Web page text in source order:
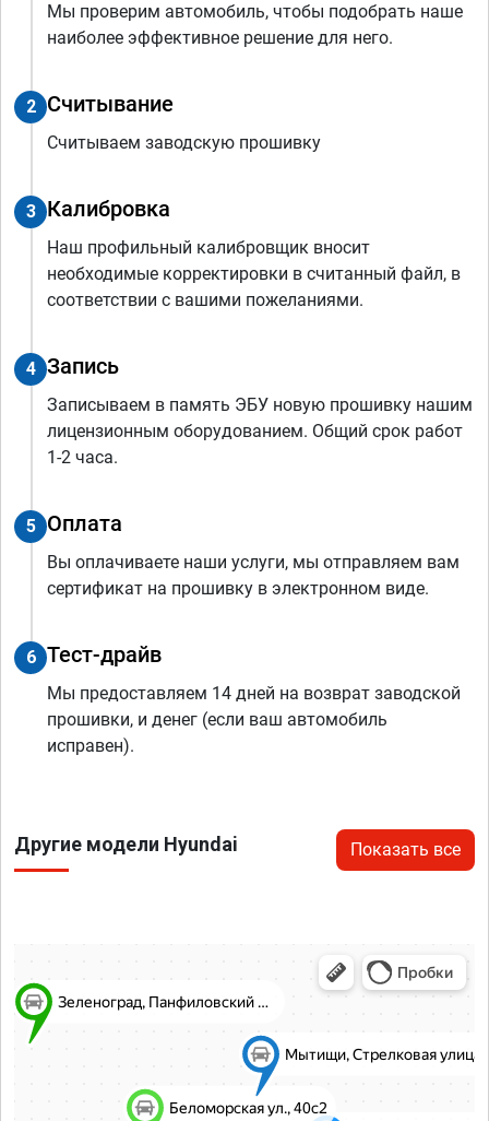
Мы проверим автомобиль, чтобы подобрать наше
наиболее эффективное решение для него.
2 Считывание
Считываем заводскую прошивку
3 Калибровка
Наш профильный калибровщик вносит
необходимые корректировки в считанный файл, в
соответствии с вашими пожеланиями.
4 Запись
Записываем в память ЭБУ новую прошивку нашим
лицензионным оборудованием. Общий срок работ
1-2 часа.
5 Оплата
Вы оплачиваете наши услуги, мы отправляем вам
сертификат на прошивку в электронном виде.
6 Тест-драйв
Мы предоставляем 14 дней на возврат заводской
прошивки, и денег (если ваш автомобиль
исправен).
Другие модели Hyundai Показать все